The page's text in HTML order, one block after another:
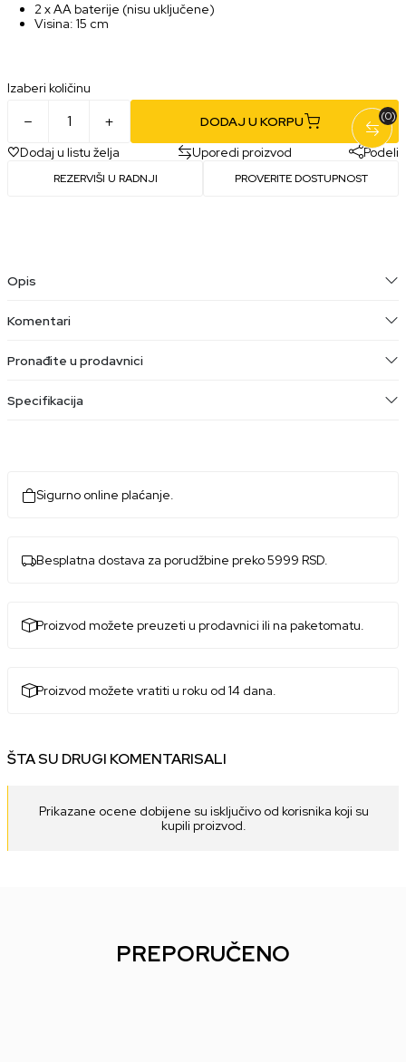
2 x AA baterije (nisu uključene)
Visina: 15 cm
Izaberi količinu
DODAJ U KORPU
Dodaj u listu želja
Uporedi proizvod Podeli
REZERVIŠI U RADNJI PROVERITE DOSTUPNOST
(0)
Opis
Komentari
Pronađite u prodavnici
Specifikacija
Sigurno online plaćanje.
Besplatna dostava za porudžbine preko 5999 RSD.
Proizvod možete preuzeti u prodavnici ili na paketomatu.
Proizvod možete vratiti u roku od 14 dana.
ŠTA SU DRUGI KOMENTARISALI
Prikazane ocene dobijene su isključivo od korisnika koji su
kupili proizvod.
PREPORUČENO